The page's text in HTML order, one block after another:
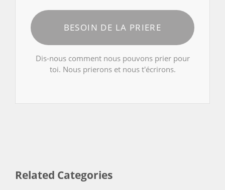
BESOIN DE LA PRIERE
Dis-nous comment nous pouvons prier pour
toi. Nous prierons et nous t'écrirons.
Related Categories